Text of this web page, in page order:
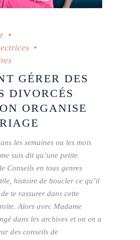
GÉRER DES
DIVORCÉS
ORGANISE
les semaines ou les mois
suis dit qu’une petite
Conseils en tous genres
histoire de boucler ce qu’il
te rassurer dans cette
Alors avec Madame
dans les archives et on en a
des conseils de